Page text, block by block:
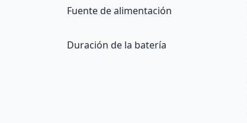
Fuente de alimentación
Duración de la batería